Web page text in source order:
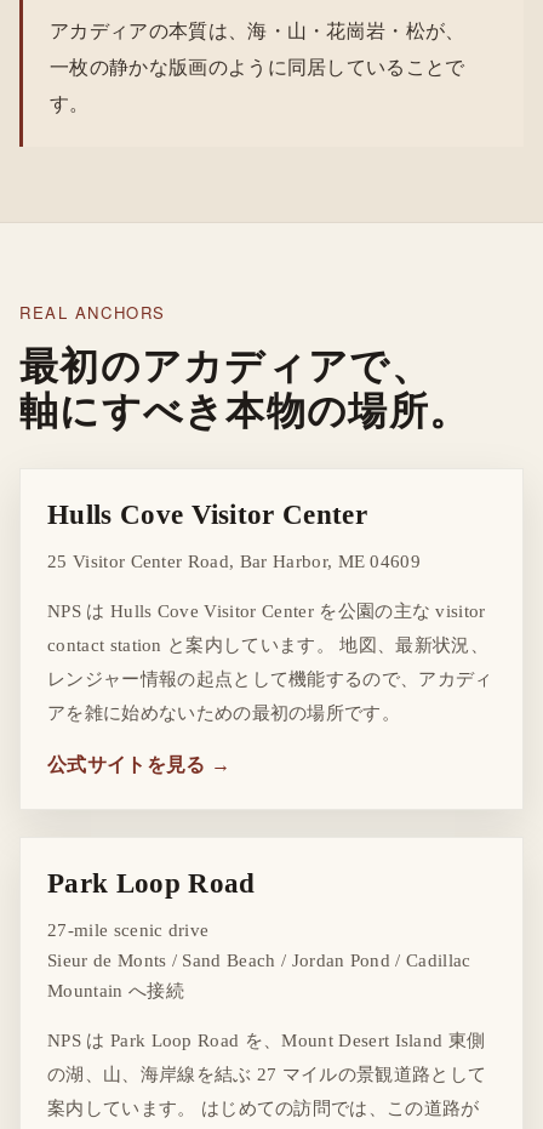
アカディアの本質は、海・山・花崗岩・松が、
一枚の静かな版画のように同居していることで
す。
REAL ANCHORS
最初のアカディアで、
軸にすべき本物の場所。
Hulls Cove Visitor Center
25 Visitor Center Road, Bar Harbor, ME 04609
NPS は Hulls Cove Visitor Center を公園の主な visitor
contact station と案内しています。 地図、最新状況、
レンジャー情報の起点として機能するので、アカディ
アを雑に始めないための最初の場所です。
公式サイトを見る →
Park Loop Road
27-mile scenic drive
Sieur de Monts / Sand Beach / Jordan Pond / Cadillac
Mountain へ接続
NPS は Park Loop Road を、Mount Desert Island 東側
の湖、山、海岸線を結ぶ 27 マイルの景観道路として
案内しています。 はじめての訪問では、この道路が